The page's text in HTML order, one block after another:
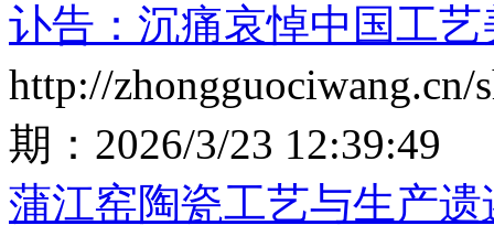
讣告：沉痛哀悼中国工
http://zhongguociwang.cn/
期： 2026/3/23 12:39:49
蒲江窑陶瓷工艺与生产遗